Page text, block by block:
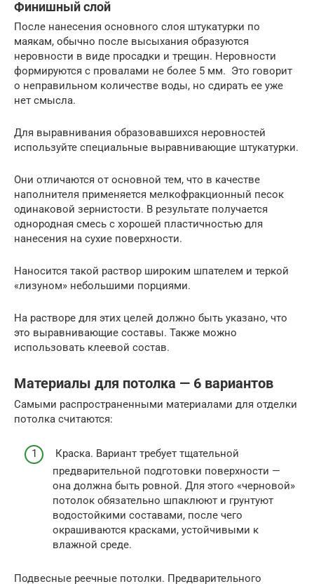
Финишный слой
После нанесения основного слоя штукатурки по
маякам, обычно после высыхания образуются
неровности в виде просадки и трещин. Неровности
формируются с провалами не более 5 мм. Это говорит
о неправильном количестве воды, но сдирать ее уже
нет смысла.
Для выравнивания образовавшихся неровностей
используйте специальные выравнивающие штукатурки.
Они отличаются от основной тем, что в качестве
наполнителя применяется мелкофракционный песок
одинаковой зернистости. В результате получается
однородная смесь с хорошей пластичностью для
нанесения на сухие поверхности.
Наносится такой раствор широким шпателем и теркой
«лизуном» небольшими порциями.
На растворе для этих целей должно быть указано, что
это выравнивающие составы. Также можно
использовать клеевой состав.
Материалы для потолка — 6 вариантов
Самыми распространенными материалами для отделки
потолка считаются:
Краска. Вариант требует тщательной
предварительной подготовки поверхности —
она должна быть ровной. Для этого «черновой»
потолок обязательно шпаклюют и грунтуют
водостойкими составами, после чего
окрашиваются красками, устойчивыми к
влажной среде.
Подвесные реечные потолки. Предварительного